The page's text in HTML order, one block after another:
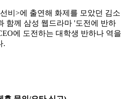
비>에 출연해 화제를 모았던 김소
함께 삼성 웹드라마 '도전에 반하
에 도전하는 대학생 반하나 역을
.